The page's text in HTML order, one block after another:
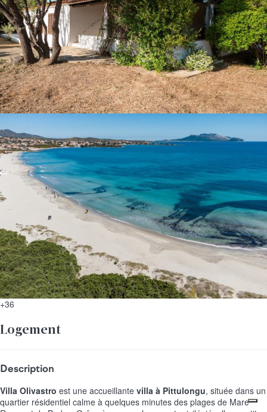
+36
Logement
Description
Villa Olivastro est une accueillante villa à Pittulongu, située dans un
quartier résidentiel calme à quelques minutes des plages de Mare